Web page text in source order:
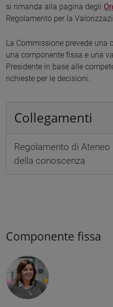
si rimanda alla pagina degli
Regolamento per la
La Commissione prevede una
una componente fissa e una
Presidente in base alle
richieste per le decisioni.
Collegamenti
Regolamento di Ateneo
della conoscenza
Componente fissa